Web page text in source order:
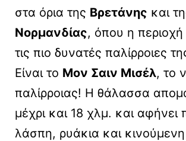
στα όρια της Βρετάνης και
Νορμανδίας, όπου η περιοχή
τις πιο δυνατές παλίρροιες
Είναι το Μον Σαιν Μισέλ, το
παλίρροιας! Η θάλασσα
μέχρι και 18 χλμ. και αφήνει
λάσπη, ρυάκια και